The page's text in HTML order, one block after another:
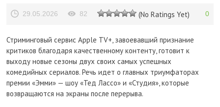
29.05.2026 82 (No Ratings Yet) 0
Стриминговый сервис Apple TV+, завоевавший признание
критиков благодаря качественному контенту, готовит к
выходу новые сезоны двух своих самых успешных
комедийных сериалов. Речь идет о главных триумфаторах
премии «Эмми» — шоу «Тед Лассо» и «Студия», которые
возвращаются на экраны после перерыва.